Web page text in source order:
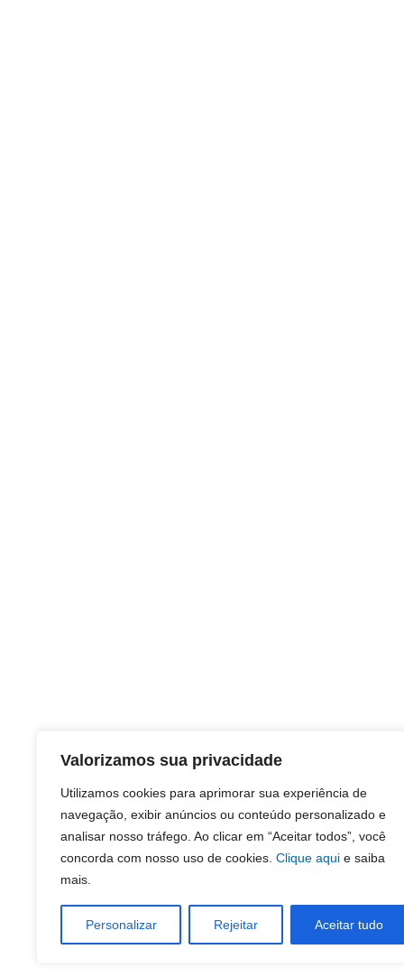
Valorizamos sua privacidade
Utilizamos cookies para aprimorar sua experiência de
navegação, exibir anúncios ou conteúdo personalizado e
analisar nosso tráfego. Ao clicar em “Aceitar todos”, você
concorda com nosso uso de cookies. Clique aqui e saiba
mais.
Personalizar Rejeitar Aceitar tudo